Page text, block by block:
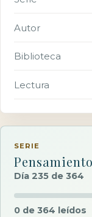
Autor
Biblioteca
Lectura
SERIE
Día 235 de 364
0 de 364 leídos